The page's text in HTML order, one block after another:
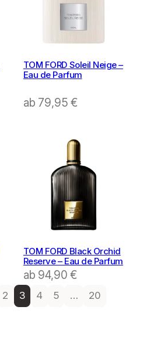
TOM FORD Soleil Neige –
Eau de Parfum
ab 79,95€
TOM FORD Black Orchid
Reserve – Eau de Parfum
ab 94,90€
2 3 4 5 …
20